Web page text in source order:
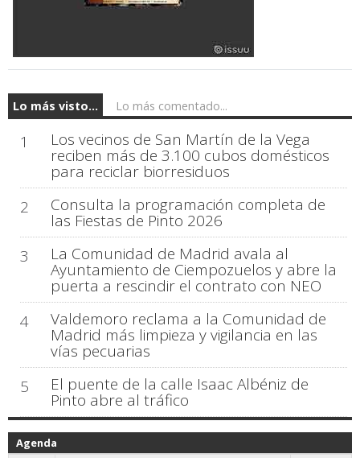
Lo más visto... Lo más comentado...
1 Los vecinos de San Martín de la Vega
reciben más de 3.100 cubos domésticos
para reciclar biorresiduos
2
Consulta la programación completa de
las Fiestas de Pinto 2026
3
La Comunidad de Madrid avala al
Ayuntamiento de Ciempozuelos y abre la
puerta a rescindir el contrato con NEO
4
Valdemoro reclama a la Comunidad de
Madrid más limpieza y vigilancia en las
vías pecuarias
5
El puente de la calle Isaac Albéniz de
Pinto abre al tráfico
Agenda